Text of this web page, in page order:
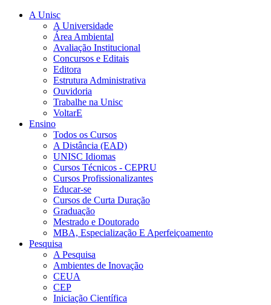
A Unisc
A Universidade
Área Ambiental
Avaliação Institucional
Concursos e Editais
Editora
Estrutura Administrativa
Ouvidoria
Trabalhe na Unisc
VoltarE
Ensino
Todos os Cursos
A Distância (EAD)
UNISC Idiomas
Cursos Técnicos - CEPRU
Cursos Profissionalizantes
Educar-se
Cursos de Curta Duração
Graduação
Mestrado e Doutorado
MBA, Especialização E Aperfeiçoamento
Pesquisa
A Pesquisa
Ambientes de Inovação
CEUA
CEP
Iniciação Científica